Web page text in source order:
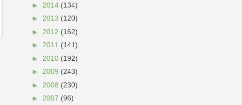
► 2014 (134)
► 2013 (120)
► 2012 (162)
► 2011 (141)
► 2010 (192)
► 2009 (243)
► 2008 (230)
► 2007 (96)